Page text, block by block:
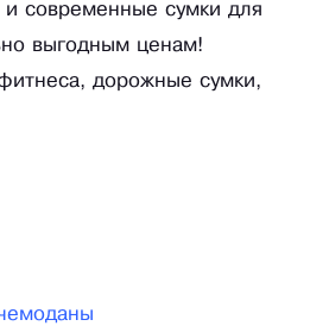
и современные сумки для
выгодным ценам!
дорожные сумки,